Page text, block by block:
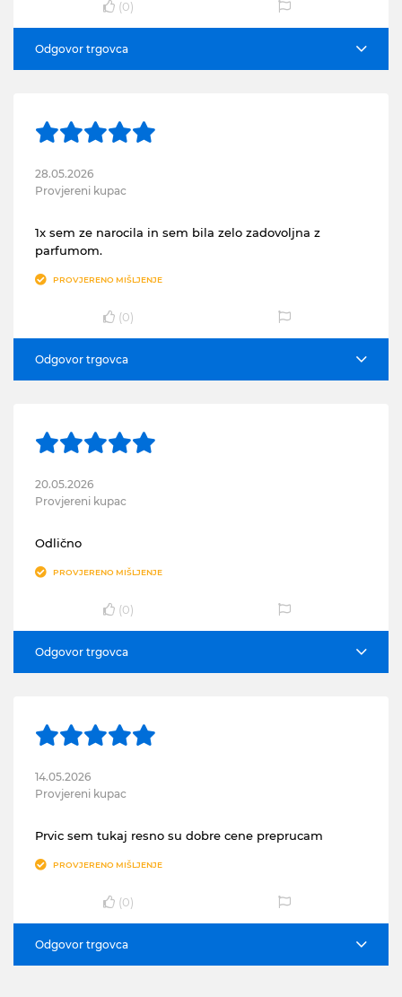
(0)
Odgovor trgovca
28.05.2026
Provjereni kupac
1x sem ze narocila in sem bila zelo zadovoljna z
parfumom.
PROVJERENO MIŠLJENJE
(0)
Odgovor trgovca
20.05.2026
Provjereni kupac
Odlično
PROVJERENO MIŠLJENJE
(0)
Odgovor trgovca
14.05.2026
Provjereni kupac
Prvic sem tukaj resno su dobre cene preprucam
PROVJERENO MIŠLJENJE
(0)
Odgovor trgovca